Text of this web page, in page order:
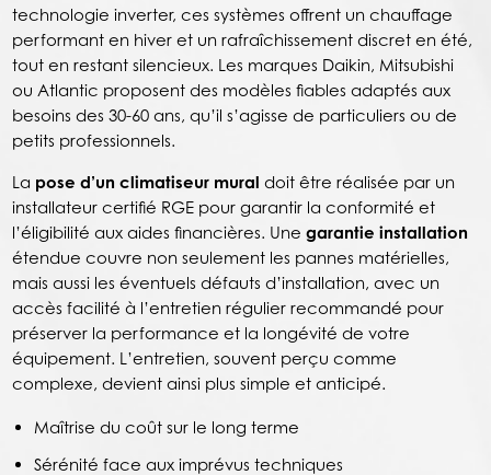
technologie inverter, ces systèmes offrent un chauffage
performant en hiver et un rafraîchissement discret en été,
tout en restant silencieux. Les marques Daikin, Mitsubishi
ou Atlantic proposent des modèles fiables adaptés aux
besoins des 30-60 ans, qu’il s’agisse de particuliers ou de
petits professionnels.
La pose d’un climatiseur mural doit être réalisée par un
installateur certifié RGE pour garantir la conformité et
l’éligibilité aux aides financières. Unegarantie installation
étendue couvre non seulement les pannes matérielles,
mais aussi les éventuels défauts d’installation, avec un
accès facilité à l’entretien régulier recommandé pour
préserver la performance et la longévité de votre
équipement. L’entretien, souvent perçu comme
complexe, devient ainsi plus simple et anticipé.
Maîtrise du coût sur le long terme
Sérénité face aux imprévus techniques